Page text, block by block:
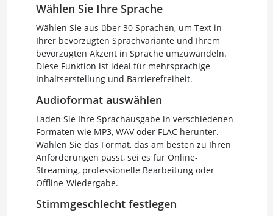
Wählen Sie Ihre Sprache
Wählen Sie aus über 30 Sprachen, um Text in
Ihrer bevorzugten Sprachvariante und Ihrem
bevorzugten Akzent in Sprache umzuwandeln.
Diese Funktion ist ideal für mehrsprachige
Inhaltserstellung und Barrierefreiheit.
Audioformat auswählen
Laden Sie Ihre Sprachausgabe in verschiedenen
Formaten wie MP3, WAV oder FLAC herunter.
Wählen Sie das Format, das am besten zu Ihren
Anforderungen passt, sei es für Online-
Streaming, professionelle Bearbeitung oder
Offline-Wiedergabe.
Stimmgeschlecht festlegen